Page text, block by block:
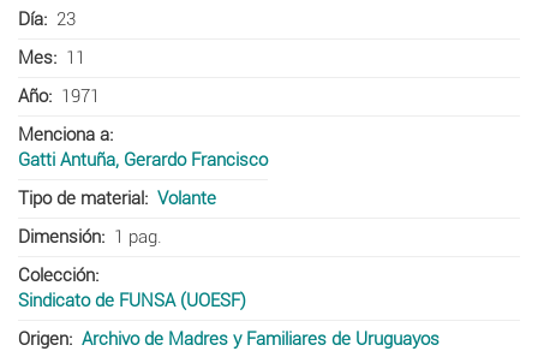
Día
23
Mes
11
Año
1971
Menciona a
Gatti Antuña, Gerardo Francisco
Tipo de material
Volante
Dimensión
1 pag.
Colección
Sindicato de FUNSA (UOESF)
Origen
Archivo de Madres y Familiares de Uruguayos